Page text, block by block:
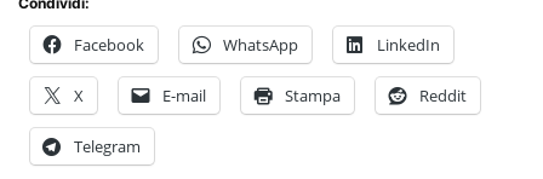
Facebook WhatsApp LinkedIn
X E-mail Stampa Reddit
Telegram